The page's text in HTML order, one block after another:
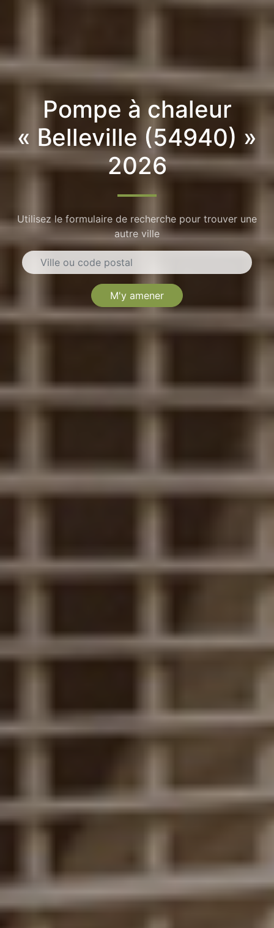
Pompe à chaleur
« Belleville (54940) »
2026
Utilisez le formulaire de recherche pour trouver une
autre ville
M'y amener